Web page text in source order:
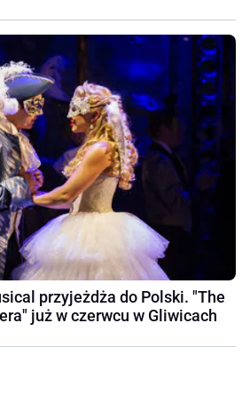
przyjeżdża do Polski. "The
już w czerwcu w Gliwicach